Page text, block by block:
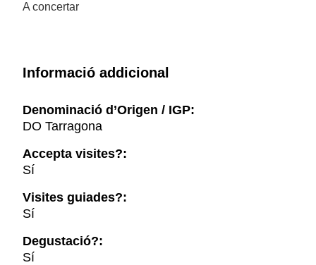
A concertar
Informació addicional
Denominació d’Origen / IGP:
DO Tarragona
Accepta visites?:
Sí
Visites guiades?:
Sí
Degustació?:
Sí